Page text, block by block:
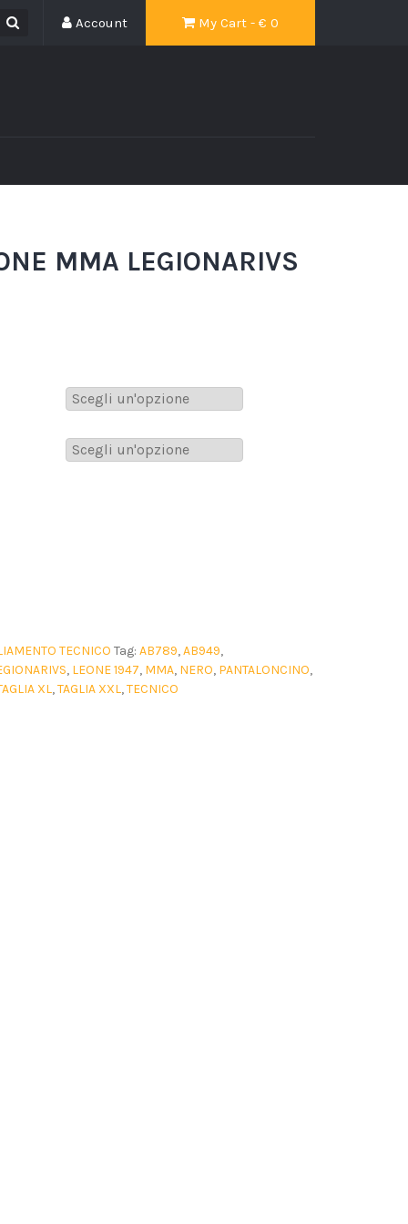
My Cart - € 0
Account
MMA LEGIONARIVS
TECNICO Tag: AB789,AB949,
, LEONE 1947, MMA, NERO, PANTALONCINO,
XL,TAGLIA XXL,TECNICO